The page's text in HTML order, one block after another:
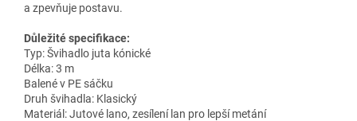
a zpevňuje postavu.
Důležité specifikace:
Typ: Švihadlo juta kónické
Délka: 3 m
Balené v PE sáčku
Druh švihadla: Klasický
Materiál: Jutové lano, zesílení lan pro lepší metání